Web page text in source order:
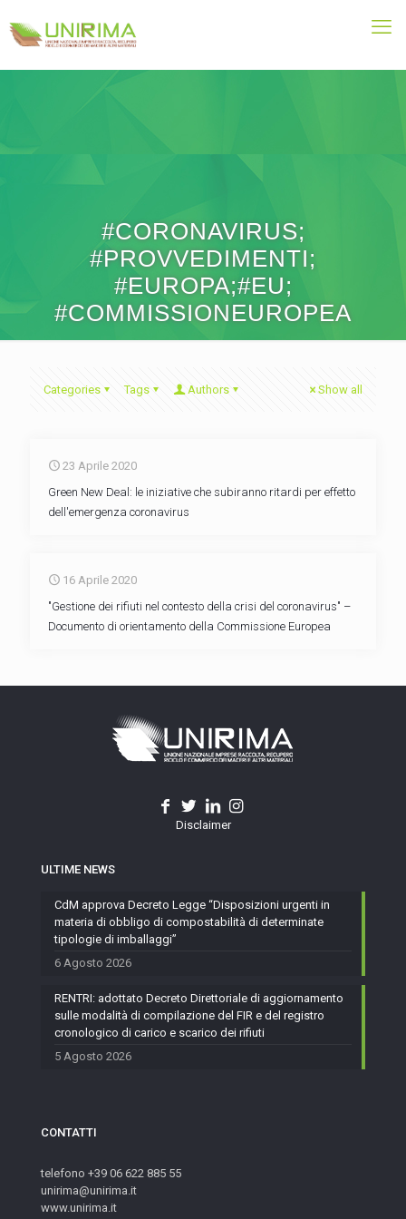
#CORONAVIRUS;
#PROVVEDIMENTI;
#EUROPA;#EU;
#COMMISSIONEUROPEA
Categories Tags Authors Show all
23 Aprile 2020
Green New Deal: le iniziative che subiranno ritardi per effetto
dell'emergenza coronavirus
16 Aprile 2020
"Gestione dei rifiuti nel contesto della crisi del coronavirus" –
Documento di orientamento della Commissione Europea
Disclaimer
ULTIME NEWS
CdM approva Decreto Legge “Disposizioni urgenti in
materia di obbligo di compostabilità di determinate
tipologie di imballaggi”
6 Agosto 2026
RENTRI: adottato Decreto Direttoriale di aggiornamento
sulle modalità di compilazione del FIR e del registro
cronologico di carico e scarico dei rifiuti
5 Agosto 2026
CONTATTI
telefono +39 06 622 885 55
unirima@unirima.it
www.unirima.it